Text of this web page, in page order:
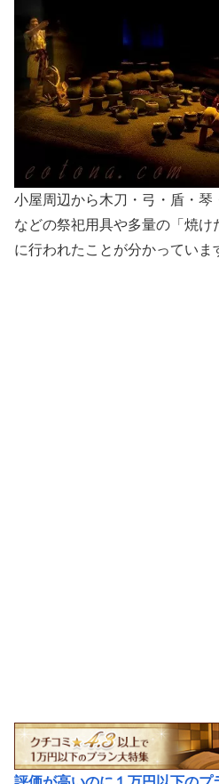
小屋周辺から木刀・弓・盾・
などの祭祀用具や多量の「焼
に行われたことが分かっていま